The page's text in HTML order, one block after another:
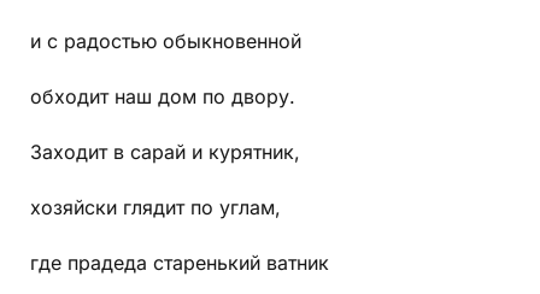
и с радостью обыкновенной
обходит наш дом по двору.
Заходит в сарай и курятник,
хозяйски глядит по углам,
где прадеда старенький ватник